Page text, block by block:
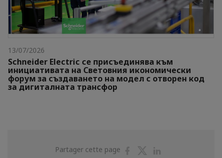
13/07/2026
Schneider Electric се присъединява към
инициативата на Световния икономически
форум за създаването на модел с отворен код
за дигиталната трансфор
Partager cette page
PartagerPartager